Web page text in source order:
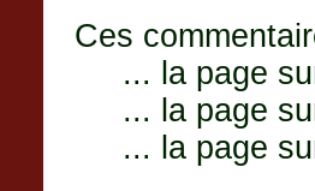
Ces
... la page
... la page
... la page